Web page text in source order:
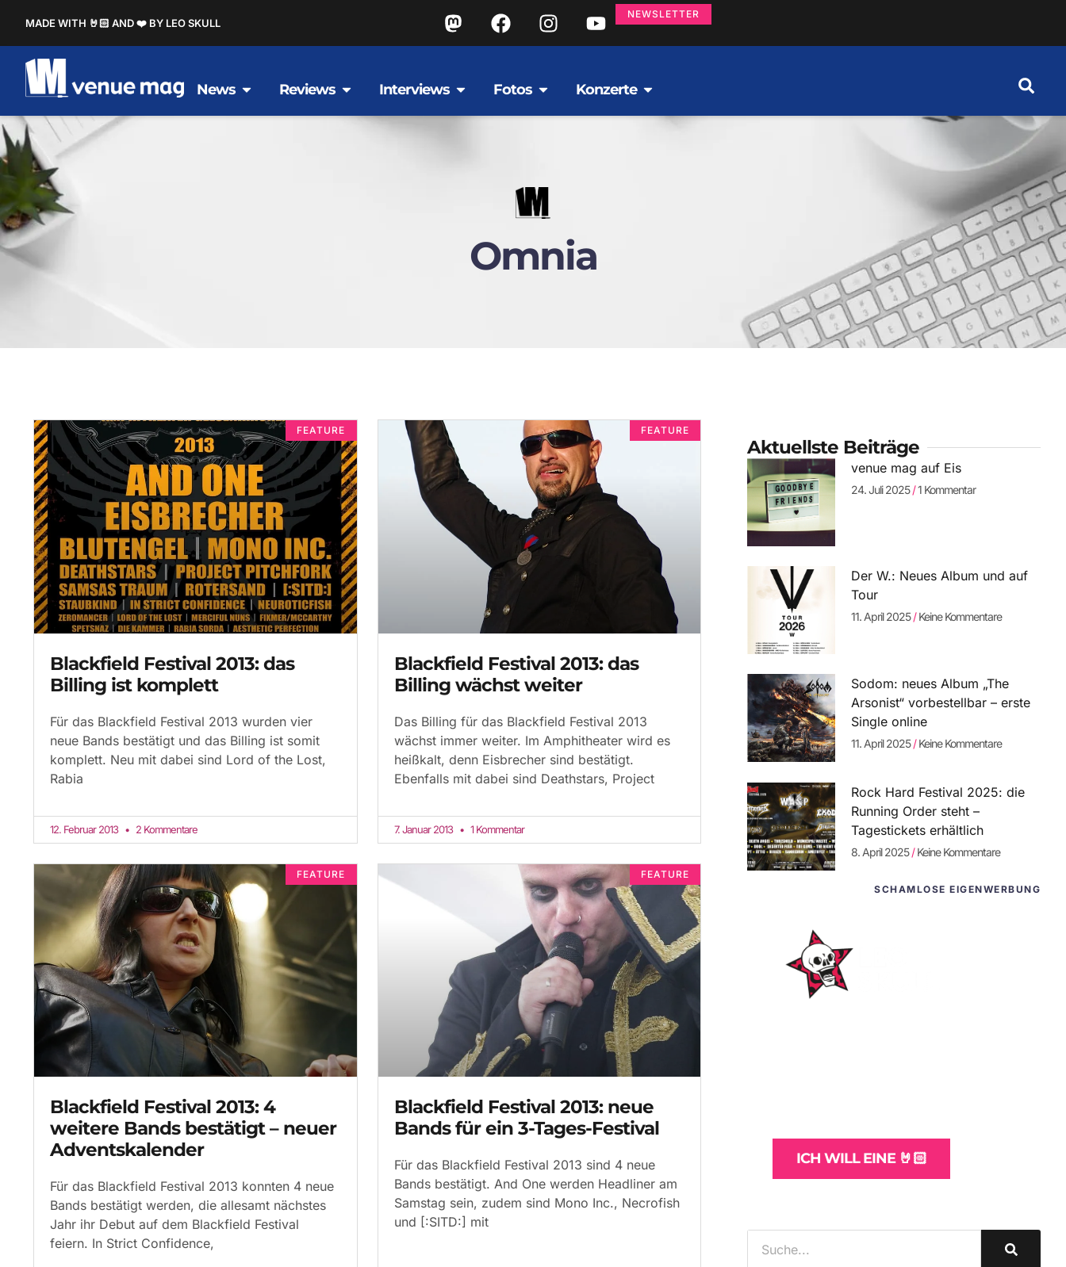
MADE WITH 🤘🏻 AND ❤️ BY LEO SKULL
NEWSLETTER
News Reviews Interviews Fotos Konzerte
Omnia
FEATURE
Blackfield Festival 2013: das
Billing ist komplett
Für das Blackfield Festival 2013 wurden vier
neue Bands bestätigt und das Billing ist somit
komplett. Neu mit dabei sind Lord of the Lost,
Rabia
12. Februar 2013 2 Kommentare
FEATURE
Blackfield Festival 2013: das
Billing wächst weiter
Das Billing für das Blackfield Festival 2013
wächst immer weiter. Im Amphitheater wird es
heißkalt, denn Eisbrecher sind bestätigt.
Ebenfalls mit dabei sind Deathstars, Project
7. Januar 2013 1 Kommentar
FEATURE
Blackfield Festival 2013: 4
weitere Bands bestätigt – neuer
Adventskalender
Für das Blackfield Festival 2013 konnten 4 neue
Bands bestätigt werden, die allesamt nächstes
Jahr ihr Debut auf dem Blackfield Festival
feiern. In Strict Confidence,
FEATURE
Blackfield Festival 2013: neue
Bands für ein 3-Tages-Festival
Für das Blackfield Festival 2013 sind 4 neue
Bands bestätigt. And One werden Headliner am
Samstag sein, zudem sind Mono Inc., Necrofish
und [:SITD:] mit
Aktuellste Beiträge
venue mag auf Eis
24. Juli 2025 1 Kommentar
Der W.: Neues Album und auf
Tour
11. April 2025 Keine Kommentare
Sodom: neues Album „The
Arsonist“ vorbestellbar – erste
Single online
11. April 2025 Keine Kommentare
Rock Hard Festival 2025: die
Running Order steht –
Tagestickets erhältlich
8. April 2025 Keine Kommentare
SCHAMLOSE EIGENWERBUNG
ICH WILL EINE 🤘🏻